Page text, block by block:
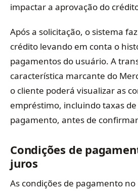
impactar a aprovação do
Após a solicitação, o sistema
crédito levando em conta o
pagamentos do usuário. A
característica marcante do
o cliente poderá visualizar as
empréstimo, incluindo taxas
pagamento, antes de
Condições de
juros
As condições de pagamento